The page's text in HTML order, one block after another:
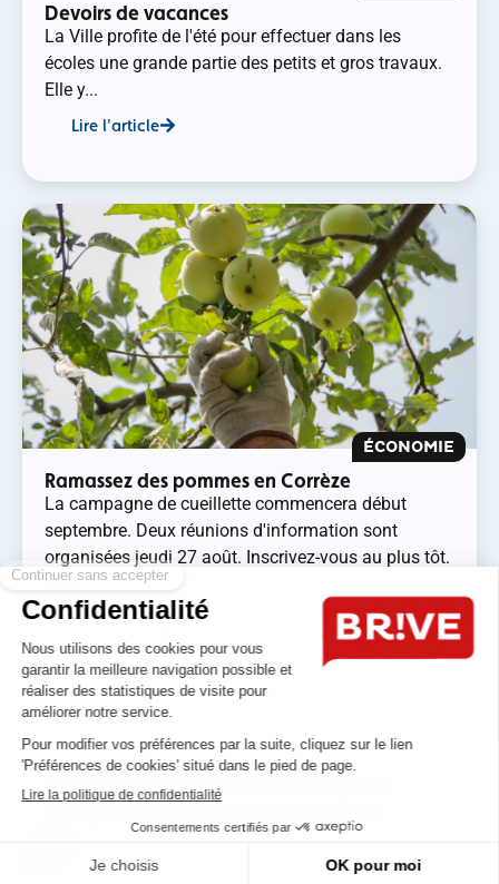
Devoirs de vacances
La Ville profite de l'été pour effectuer dans les
écoles une grande partie des petits et gros travaux.
Elle y...
Lire l'article
ÉCONOMIE
Ramassez des pommes en Corrèze
La campagne de cueillette commencera début
septembre. Deux réunions d'information sont
organisées jeudi 27 août. Inscrivez-vous au plus tôt.
On...
Lire l'article
Réalisation Corsicaweb |